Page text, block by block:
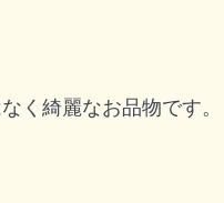
く綺麗なお品物です。